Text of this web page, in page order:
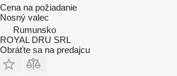
Cena na požiadanie
Nosný valec
Rumunsko
ROYAL DRU SRL
Obráťte sa na predajcu